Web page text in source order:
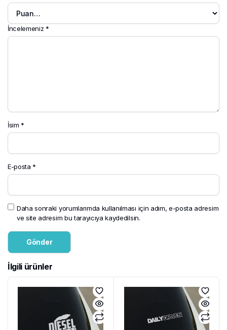
İncelemeniz *
İsim *
E-posta *
Daha sonraki yorumlarımda kullanılması için adım, e-posta adresim
ve site adresim bu tarayıcıya kaydedilsin.
İlgili ürünler